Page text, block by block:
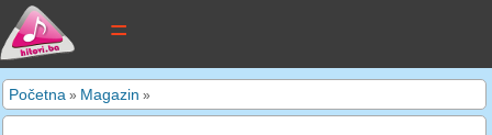
tekstovi pjesama
Početna » Magazin »